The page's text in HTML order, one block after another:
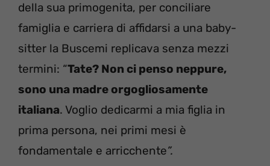
della sua primogenita, per conciliare
famiglia e carriera di affidarsi a una baby-
sitter la Buscemi replicava senza mezzi
termini: “Tate? Non ci penso neppure,
sono una madre orgogliosamente
italiana. Voglio dedicarmi a mia figlia in
prima persona, nei primi mesi è
fondamentale e arricchente”.